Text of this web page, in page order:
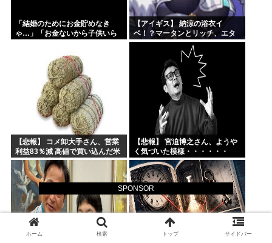
SPONSOR
「結婚のためにお金貯めなき
ゃ…」「お金ないから子供いら
【アイギス】 納涼の浴衣イ
ベ！？マータンとリッチ、エタ
ーナーが来る模様！！！
【悲報】 コメ卸大手さん、営業
利益83％減 高値で買い込んだ米
が売れず「損切り祭り」開幕へ
【悲報】 宮迫博之さん、ようや
く気づいた模様・・・・・・
ホーム 検索 トップ サイドバー